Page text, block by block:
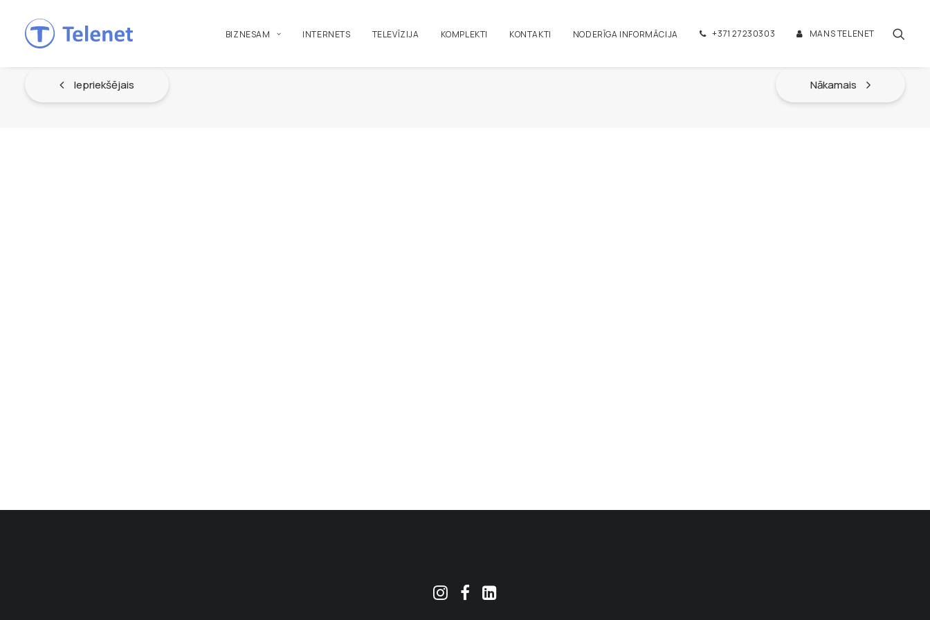
BIZNESAM INTERNETS TELEVĪZIJA KOMPLEKTI KONTAKTI NODERĪGA INFORMĀCIJA +371 27230303 MANS TELENET
Iepriekšējais Nākamais